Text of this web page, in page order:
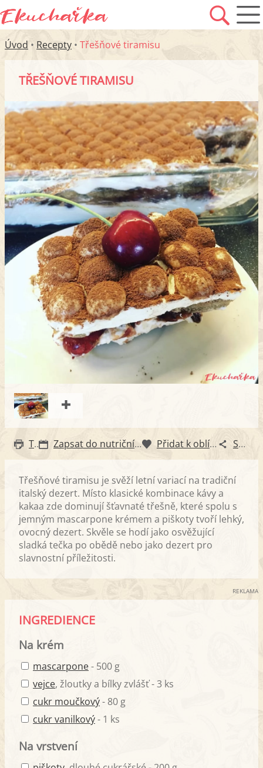
Úvod • Recepty • Třešňové tiramisu
TŘEŠŇOVÉ TIRAMISU
Tisk Zapsat do nutričního diáře Přidat k oblíbeným Sdílet
Třešňové tiramisu je svěží letní variací na tradiční
italský dezert. Místo klasické kombinace kávy a
kakaa zde dominují šťavnaté třešně, které spolu s
jemným mascarpone krémem a piškoty tvoří lehký,
ovocný dezert. Skvěle se hodí jako osvěžující
sladká tečka po obědě nebo jako dezert pro
slavnostní příležitosti.
REKLAMA
INGREDIENCE
Na krém
mascarpone- 500 g
vejce, žloutky a bílky zvlášť - 3 ks
cukr moučkový- 80 g
cukr vanilkový- 1 ks
Na vrstvení